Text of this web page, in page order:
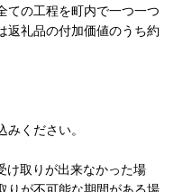
ての工程を町内で一つ一つ
返礼品の付加価値のうち約
ください。
け取りが出来なかった場